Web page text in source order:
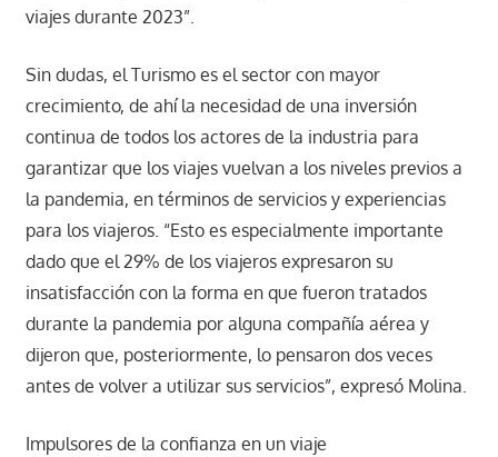
viajes durante 2023”.
Sin dudas, el Turismo es el sector con mayor
crecimiento, de ahí la necesidad de una inversión
continua de todos los actores de la industria para
garantizar que los viajes vuelvan a los niveles previos a
la pandemia, en términos de servicios y experiencias
para los viajeros. “Esto es especialmente importante
dado que el 29% de los viajeros expresaron su
insatisfacción con la forma en que fueron tratados
durante la pandemia por alguna compañía aérea y
dijeron que, posteriormente, lo pensaron dos veces
antes de volver a utilizar sus servicios”, expresó Molina.
Impulsores de la confianza en un viaje